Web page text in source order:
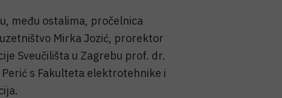
među ostalima, pročelnica
Mirka Jozić, prorektor
Sveučilišta u Zagrebu prof. dr.
s Fakulteta elektrotehnike i